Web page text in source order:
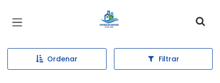
Página inicial
Ordenar Filtrar